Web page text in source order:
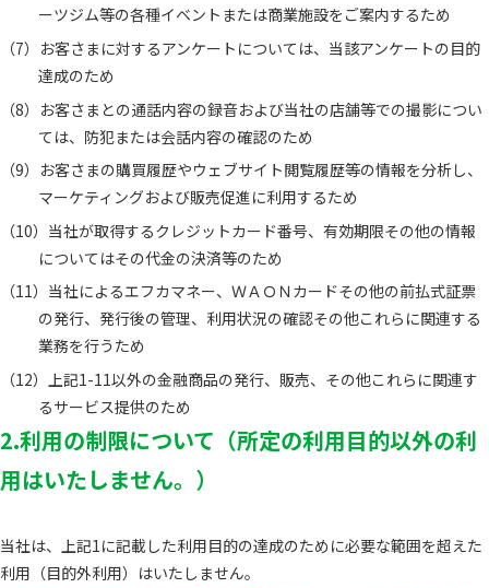
ーツジム等の各種イベントまたは商業施設をご案内するため
お客さまに対するアンケートについては、当該アンケートの目的
達成のため
お客さまとの通話内容の録音および当社の店舗等での撮影につい
ては、防犯または会話内容の確認のため
お客さまの購買履歴やウェブサイト閲覧履歴等の情報を分析し、
マーケティングおよび販売促進に利用するため
当社が取得するクレジットカード番号、有効期限その他の情報
についてはその代金の決済等のため
当社によるエフカマネー、ＷＡＯＮカードその他の前払式証票
の発行、発行後の管理、利用状況の確認その他これらに関連する
業務を行うため
上記1-11以外の金融商品の発行、販売、その他これらに関連す
るサービス提供のため
2.利用の制限について（所定の利用目的以外の利
用はいたしません。）
当社は、上記1に記載した利用目的の達成のために必要な範囲を超えた
利用（目的外利用）はいたしません。